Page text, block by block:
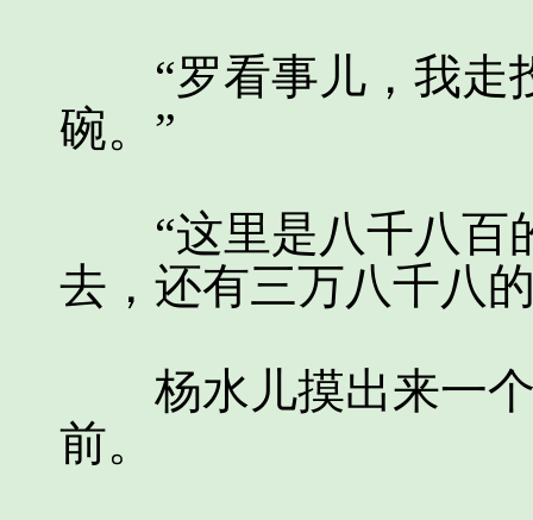
“罗看事儿，我走
碗。”
“这里是八千八百
去，还有三万八千八
杨水儿摸出来一个
前。